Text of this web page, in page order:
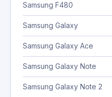
Samsung F480
Samsung Galaxy
Samsung Galaxy Ace
Samsung Galaxy Note
Samsung Galaxy Note 2